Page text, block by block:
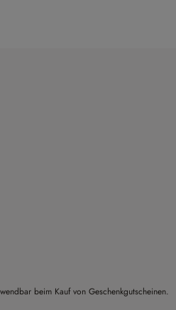
beim Kauf von Geschenkgutscheinen.